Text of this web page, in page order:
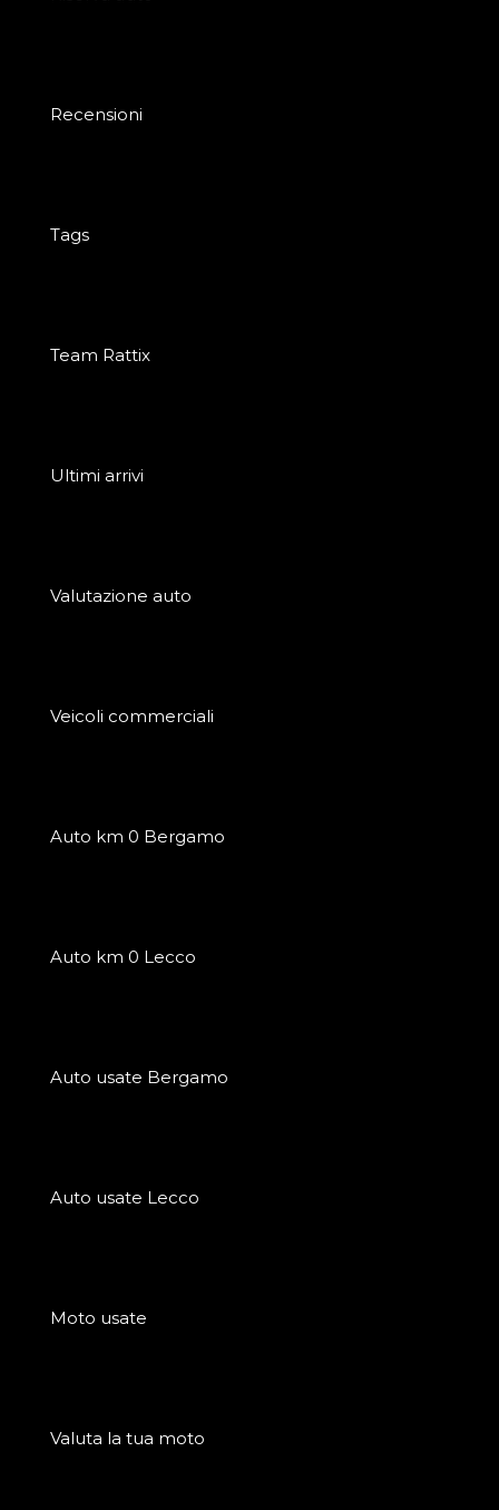
Recensioni
Tags
Team Rattix
Ultimi arrivi
Valutazione auto
Veicoli commerciali
Auto km 0 Bergamo
Auto km 0 Lecco
Auto usate Bergamo
Auto usate Lecco
Moto usate
Valuta la tua moto